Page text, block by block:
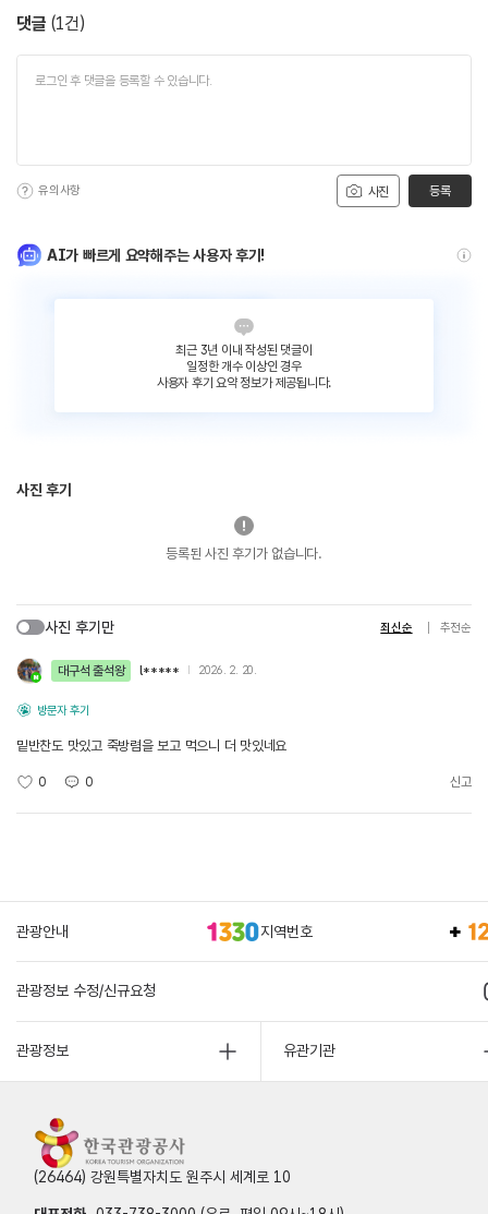
댓글 (1건)
사진
유의사항 등록
AI가 빠르게 요약해주는 사용자 후기!
최근 3년 이내 작성된 댓글이
일정한 개수 이상인 경우
사용자 후기 요약 정보가 제공됩니다.
사진 후기
등록된 사진 후기가 없습니다.
사진 후기만 최신순 추천순
대구석 출석왕 l***** 2026. 2. 20.
방문자 후기
밑반찬도 맛있고 죽방렴을 보고 먹으니 더 맛있네요
0 0 신고
관광안내 지역번호
관광정보 수정/신규요청
관광정보 유관기관
(26464) 강원특별자치도 원주시 세계로 10